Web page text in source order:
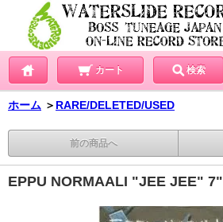
カート 検索
ホーム ＞ RARE/DELETED/USED
前の商品へ
EPPU NORMAALI "JEE JEE" 7"